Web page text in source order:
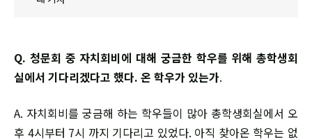
Q. 청문회 중 자치회비에 대해 궁금한 학우를 위해 총학생회
실에서 기다리겠다고 했다. 온 학우가 있는가.
A. 자치회비를 궁금해 하는 학우들이 많아 총학생회실에서 오
후 4시부터 7시 까지 기다리고 있었다. 아직 찾아온 학우는 없